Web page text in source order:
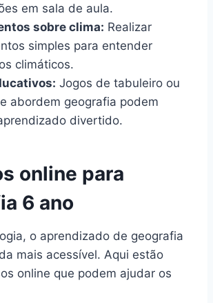
em sala de aula.
sobre clima: Realizar
simples para entender
climáticos.
Jogos de tabuleiro ou
abordem geografia podem
divertido.
online para
6 ano
o aprendizado de geografia
mais acessível. Aqui estão
online que podem ajudar os